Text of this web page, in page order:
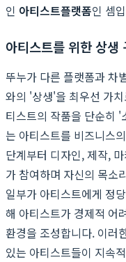
인 아티스트플랫폼인 셈
아티스트를 위한 상생
뚜누가 다른 플랫폼과 차
와의 '상생'을 최우선 가
티스트의 작품을 단순히
는 아티스트를 비즈니스
단계부터 디자인, 제작,
가 참여하며 자신의 목소
일부가 아티스트에게 정
해 아티스트가 경제적 어
환경을 조성합니다. 이러
있는 아티스트들이 지속